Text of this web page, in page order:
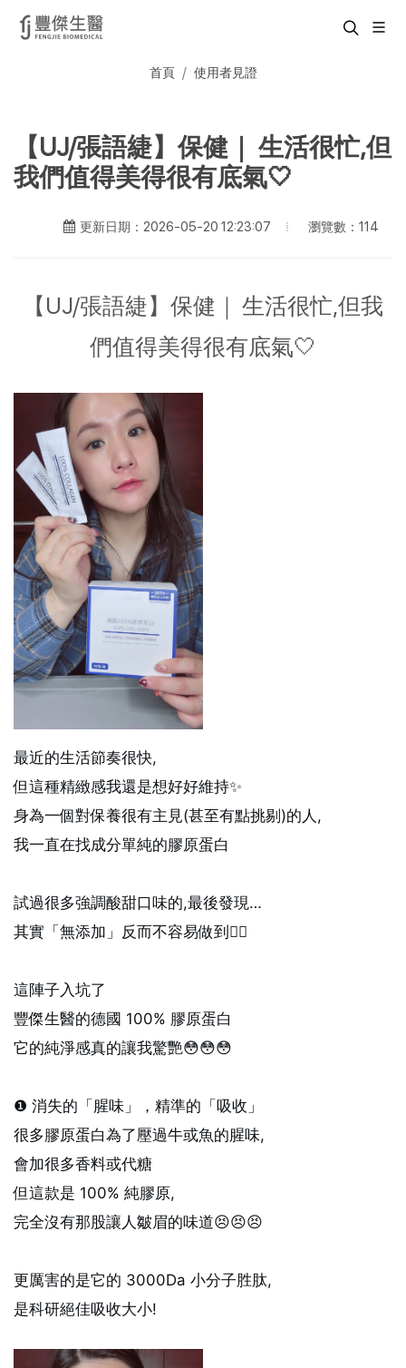
首頁 使用者見證
【UJ/張語緁】保健｜ 生活很忙,但
我們值得美得很有底氣🤍
更新日期：2026-05-20 12:23:07 瀏覽數：114
【UJ/張語緁】保健｜ 生活很忙,但我
們值得美得很有底氣🤍
最近的生活節奏很快,
但這種精緻感我還是想好好維持✨
身為一個對保養很有主見(甚至有點挑剔)的人,
我一直在找成分單純的膠原蛋白
試過很多強調酸甜口味的,最後發現…
其實「無添加」反而不容易做到👍🏻
這陣子入坑了
豐傑生醫的德國 100% 膠原蛋白
它的純淨感真的讓我驚艷😳😳😳
❶ 消失的「腥味」，精準的「吸收」
很多膠原蛋白為了壓過牛或魚的腥味,
會加很多香料或代糖
但這款是 100% 純膠原,
完全沒有那股讓人皺眉的味道😣😣😣
更厲害的是它的 3000Da 小分子胜肽,
是科研絕佳吸收大小!